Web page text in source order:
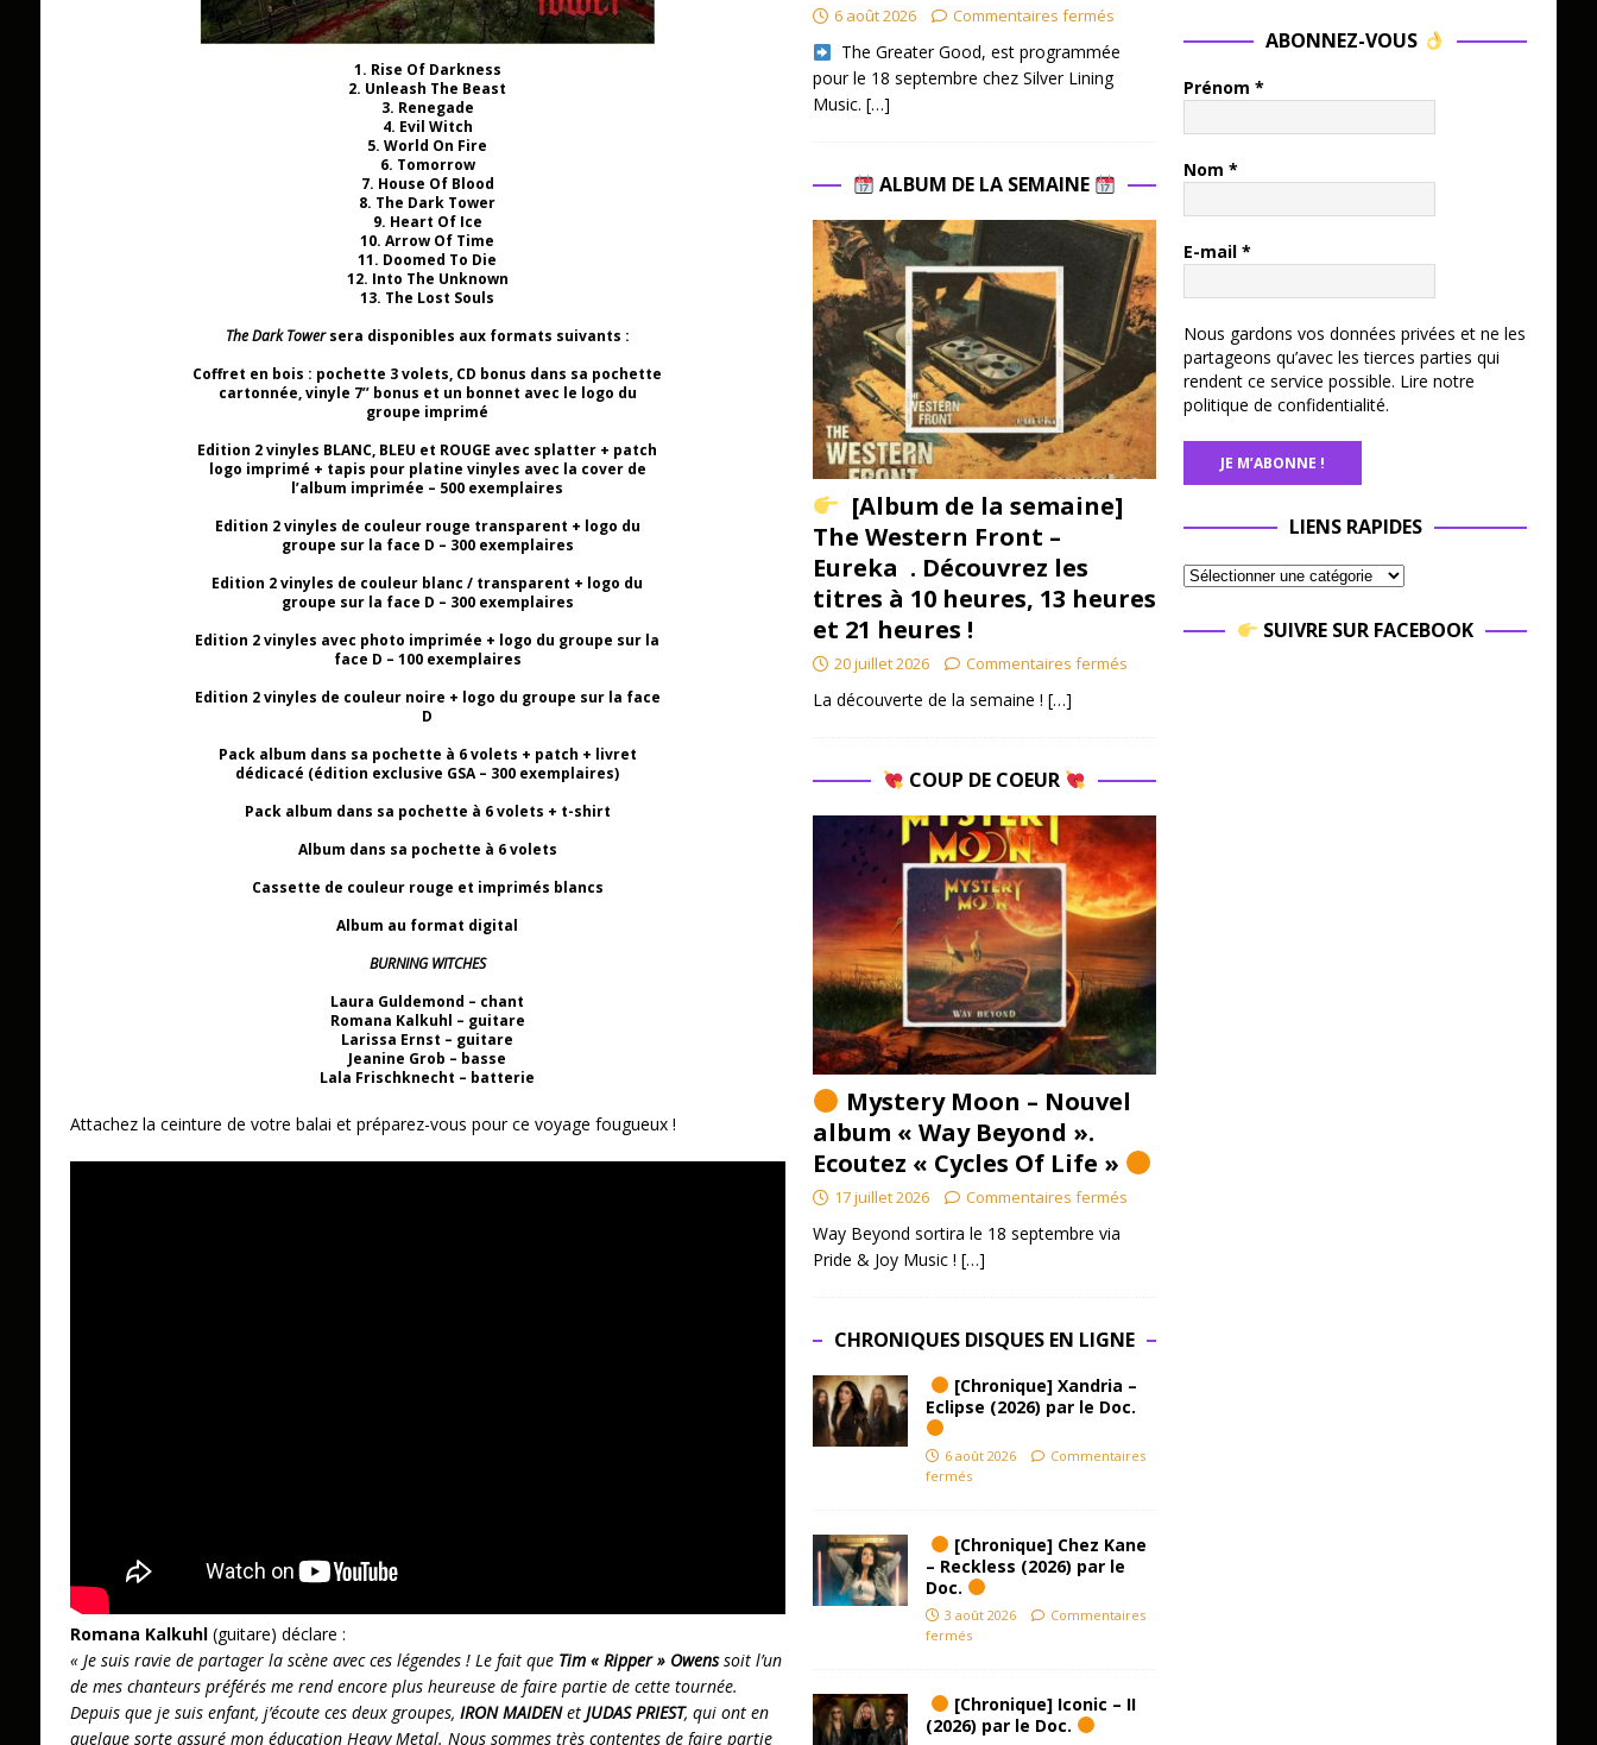
1. Rise Of Darkness
2. Unleash The Beast
3. Renegade
4. Evil Witch
5. World On Fire
6. Tomorrow
7. House Of Blood
8. The Dark Tower
9. Heart Of Ice
10. Arrow Of Time
11. Doomed To Die
12. Into The Unknown
13. The Lost Souls
The Dark Towersera disponibles aux formats suivants :
Coffret en bois : pochette 3 volets, CD bonus dans sa pochette
cartonnée, vinyle 7’’ bonus et un bonnet avec le logo du
groupe imprimé
Edition 2 vinyles BLANC, BLEU et ROUGE avec splatter + patch
logo imprimé + tapis pour platine vinyles avec la cover de
l’album imprimée – 500 exemplaires
Edition 2 vinyles de couleur rouge transparent + logo du
groupe sur la face D – 300 exemplaires
Edition 2 vinyles de couleur blanc / transparent + logo du
groupe sur la face D – 300 exemplaires
Edition 2 vinyles avec photo imprimée + logo du groupe sur la
face D – 100 exemplaires
Edition 2 vinyles de couleur noire + logo du groupe sur la face
D
Pack album dans sa pochette à 6 volets + patch + livret
dédicacé (édition exclusive GSA – 300 exemplaires)
Pack album dans sa pochette à 6 volets + t-shirt
Album dans sa pochette à 6 volets
Cassette de couleur rouge et imprimés blancs
Album au format digital
BURNING WITCHES
Laura Guldemond – chant
Romana Kalkuhl – guitare
Larissa Ernst – guitare
Jeanine Grob – basse
Lala Frischknecht – batterie
Attachez la ceinture de votre balai et préparez-vous pour ce voyage fougueux !
Romana Kalkuhl (guitare) déclare :
« Je suis ravie de partager la scène avec ces légendes ! Le fait que Tim « Ripper » Owenssoit l’un
de mes chanteurs préférés me rend encore plus heureuse de faire partie de cette tournée.
Depuis que je suis enfant, j’écoute ces deux groupes, IRON MAIDENet JUDAS PRIEST, qui ont en
quelque sorte assuré mon éducation Heavy Metal. Nous sommes très contentes de faire partie
6 août 2026 Commentaires fermés
​ The Greater Good, est programmée
pour le 18 septembre chez Silver Lining
Music. […]
ALBUM DE LA SEMAINE
[Album de la semaine]
The Western Front –
Eureka . Découvrez les
titres à 10 heures, 13 heures
et 21 heures !
20 juillet 2026 Commentaires fermés
La découverte de la semaine ! […]
COUP DE COEUR
Mystery Moon – Nouvel
album « Way Beyond ».
Ecoutez « Cycles Of Life »
17 juillet 2026 Commentaires fermés
Way Beyond sortira le 18 septembre via
Pride & Joy Music ! […]
CHRONIQUES DISQUES EN LIGNE
[Chronique] Xandria –
Eclipse (2026) par le Doc.
6 août 2026
Commentaires
fermés
[Chronique] Chez Kane
– Reckless (2026) par le
Doc.
3 août 2026
Commentaires
fermés
[Chronique] Iconic – II
(2026) par le Doc.
ABONNEZ-VOUS
Prénom *
Nom *
E-mail *
Nous gardons vos données privées et ne les
partageons qu’avec les tierces parties qui
rendent ce service possible. Lire notre
politique de confidentialité.
LIENS RAPIDES
SUIVRE SUR FACEBOOK